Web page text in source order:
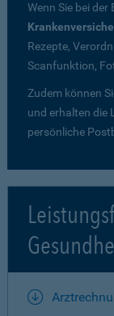
Wenn Sie bei der
Rezepte,
Scanfunktion,
Zudem können
und erhalten die
persönliche